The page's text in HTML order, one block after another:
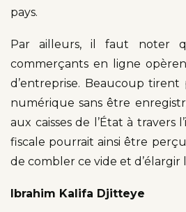
pays.
Par ailleurs, il faut noter
commerçants en ligne
d’entreprise. Beaucoup
numérique sans être
aux caisses de l’État à travers
fiscale pourrait ainsi être
de combler ce vide et d’élargir
Ibrahim Kalifa Djitteye